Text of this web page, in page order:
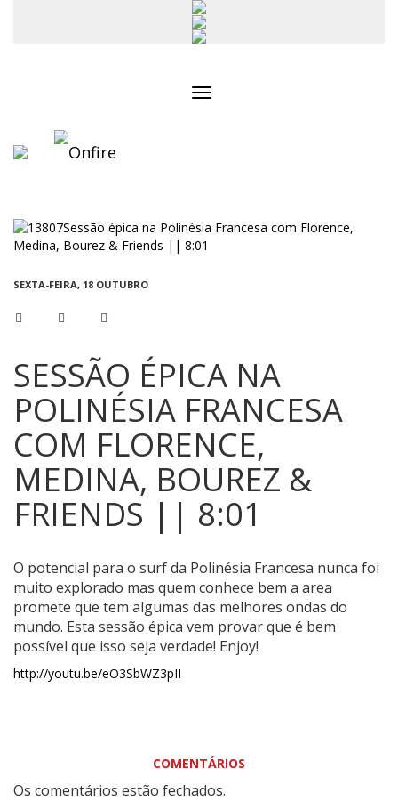
SEXTA-FEIRA, 18 OUTUBRO
SESSÃO ÉPICA NA
POLINÉSIA FRANCESA
COM FLORENCE,
MEDINA, BOUREZ &
FRIENDS || 8:01
O potencial para o surf da Polinésia Francesa nunca foi
muito explorado mas quem conhece bem a area
promete que tem algumas das melhores ondas do
mundo. Esta sessão épica vem provar que é bem
possível que isso seja verdade! Enjoy!
http://youtu.be/eO3SbWZ3pII
COMENTÁRIOS
Os comentários estão fechados.